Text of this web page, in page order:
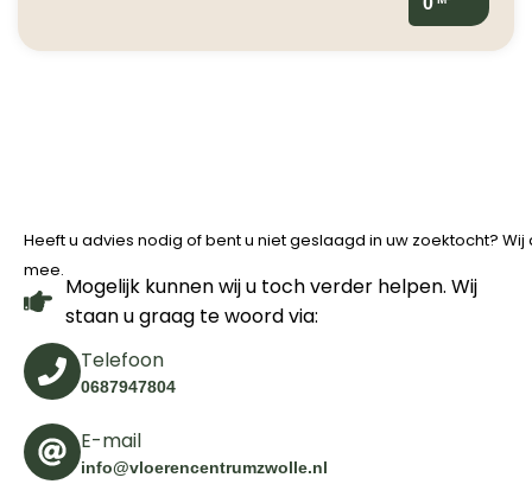
Heeft u advies nodig of bent u niet geslaagd in uw zoektocht?
mee.
Mogelijk kunnen wij u toch verder helpen. Wij
staan u graag te woord via:
Telefoon
0687947804
E-mail
info@vloerencentrumzwolle.nl